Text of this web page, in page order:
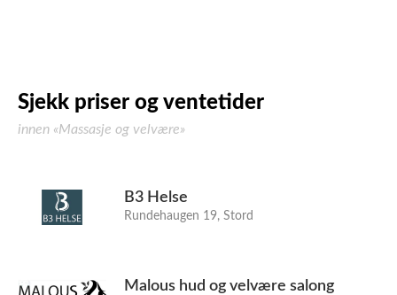
Sjekk priser og ventetider
innen «Massasje og velvære»
B3 Helse
Rundehaugen 19, Stord
Malous hud og velvære salong